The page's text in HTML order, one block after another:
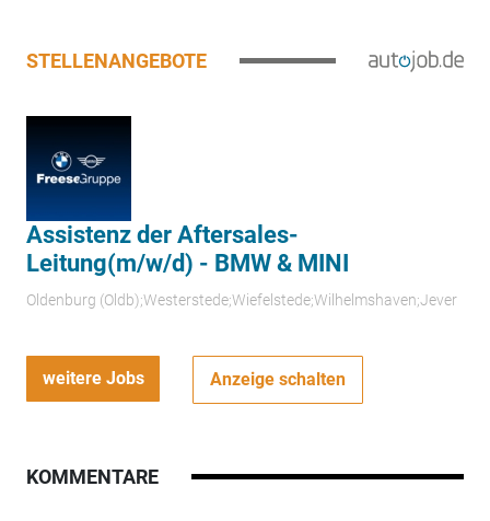
STELLENANGEBOTE
Assistenz der Aftersales-
Leitung(m/w/d) - BMW & MINI
Oldenburg (Oldb);Westerstede;Wiefelstede;Wilhelmshaven;Jever
weitere Jobs Anzeige schalten
KOMMENTARE